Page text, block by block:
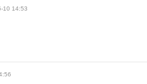
10 14:53